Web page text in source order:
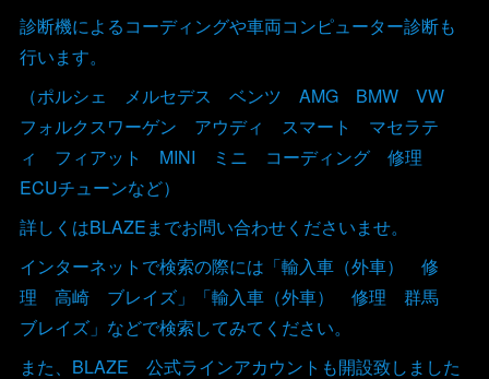
診断機によるコーディングや車両コンピューター診断も
行います。
（ポルシェ メルセデス ベンツ AMG BMW VW
フォルクスワーゲン アウディ スマート マセラテ
ィ フィアット MINI ミニ コーディング 修理
ECUチューンなど）
詳しくはBLAZEまでお問い合わせくださいませ。
インターネットで検索の際には「輸入車（外車） 修
理 高崎 ブレイズ」「輸入車（外車） 修理 群馬
ブレイズ」などで検索してみてください。
また、BLAZE 公式ラインアカウントも開設致しました